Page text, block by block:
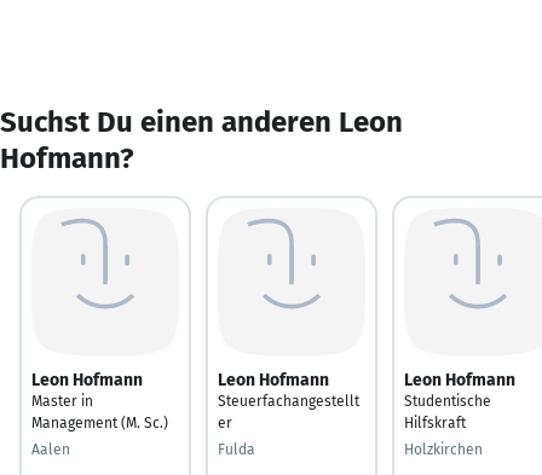
Suchst Du einen anderen Leon
Hofmann?
Leon Hofmann
Master in
Management (M. Sc.)
Aalen
Leon Hofmann
Steuerfachangestellt
er
Fulda
Leon Hofmann
Studentische
Hilfskraft
Holzkirchen